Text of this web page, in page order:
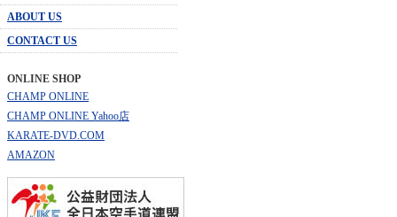
ABOUT US
CONTACT US
ONLINE SHOP
CHAMP ONLINE
CHAMP ONLINE Yahoo店
KARATE-DVD.COM
AMAZON